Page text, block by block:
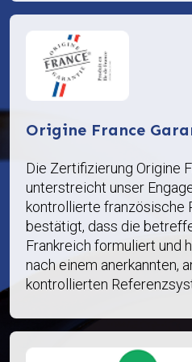
Origine France
Die Zertifizierung Origine
unterstreicht unser
kontrollierte französische
bestätigt, dass die
Frankreich formuliert und
nach einem anerkannten,
kontrollierten